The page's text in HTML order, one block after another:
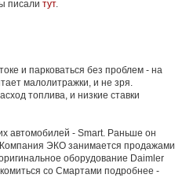
писали тут.
и парковаться без проблем - на
малолитражки, и не зря.
топлива, и низкие ставки
автомобилей - Smart. Раньше он
Компания ЭКО занимается продажами
оборудование Daimler
со Смартами подробнее -